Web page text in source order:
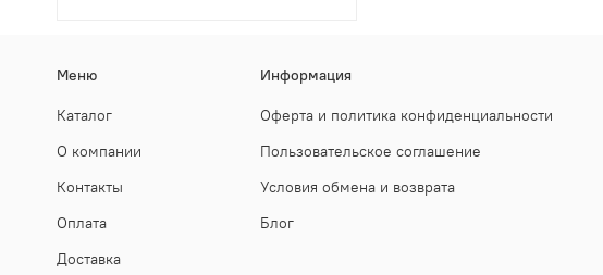
Меню
Каталог
О компании
Контакты
Оплата
Доставка
Информация
Оферта и политика конфиденциальности
Пользовательское соглашение
Условия обмена и возврата
Блог